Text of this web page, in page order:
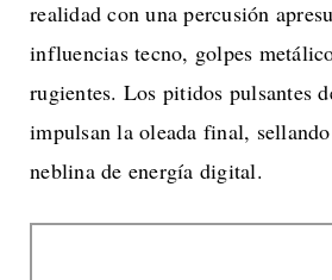
realidad con una percusión
influencias tecno, golpes
rugientes. Los pitidos pulsantes
impulsan la oleada final,
neblina de energía digital.